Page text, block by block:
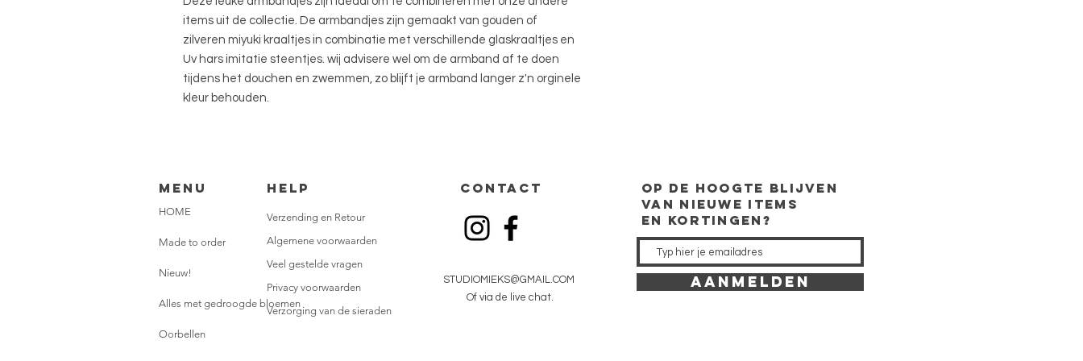
items uit de collectie. De armbandjes zijn gemaakt van gouden of
zilveren miyuki kraaltjes in combinatie met verschillende glaskraaltjes en
Uv hars imitatie steentjes. wij advisere wel om de armband af te doen
tijdens het douchen en zwemmen, zo blijft je armband langer z'n orginele
kleur behouden.
Menu HELP
HOME
Made to order
Nieuw!
Alles met gedroogde bloemen
Oorbellen
Verzending en Retour
Algemene voorwaarden
Veel gestelde vragen
Privacy voorwaarden
Verzorging van de sieraden
CONTACT
STUDIOMIEKS@GMAIL.COM
Of via de live chat.
op de hoogte blijven
van nieuwe items
en kortingen?
AANMELDEN